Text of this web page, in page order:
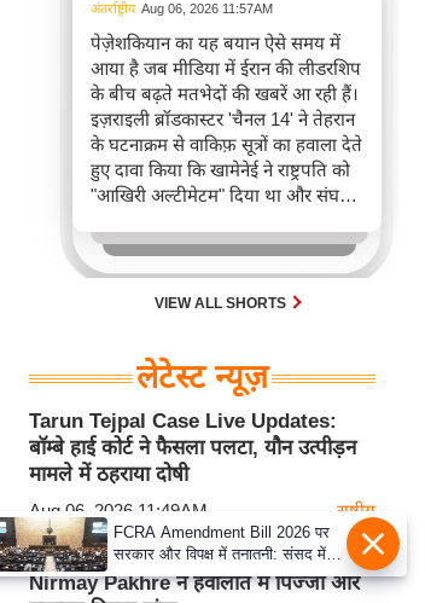
अंतर्राष्ट्रीय Aug 06, 2026 11:57AM
पेज़ेशकियान का यह बयान ऐसे समय में
आया है जब मीडिया में ईरान की लीडरशिप
के बीच बढ़ते मतभेदों की खबरें आ रही हैं।
इज़राइली ब्रॉडकास्टर 'चैनल 14' ने तेहरान
के घटनाक्रम से वाकिफ़ सूत्रों का हवाला देते
हुए दावा किया कि खामेनेई ने राष्ट्रपति को
"आखिरी अल्टीमेटम" दिया था और संघर्ष
इस्लामिक रिवोल्यूशनरी गार्ड कॉर्प्स
(IRGC) के कमांडर अहमद वाहिदी का
समर्थन किया था।VIEW ALL SHORTS
लेटेस्ट न्यूज़
Tarun Tejpal Case Live Updates:
बॉम्बे हाई कोर्ट ने फैसला पलटा, यौन उत्पीड़न
मामले में ठहराया दोषी
Aug 06, 2026 11:49AM राष्ट्रीय
Nagpur: POCSO case के आरोपी
Nirmay Pakhre ने हवालात में पिज्जा और
FCRA Amendment Bill 2026 पर
सरकार और विपक्ष में तनातनी: संसद में
गतिरोध बरकरार, विपक्ष ने संशोधन को
बताया 'कठोर'